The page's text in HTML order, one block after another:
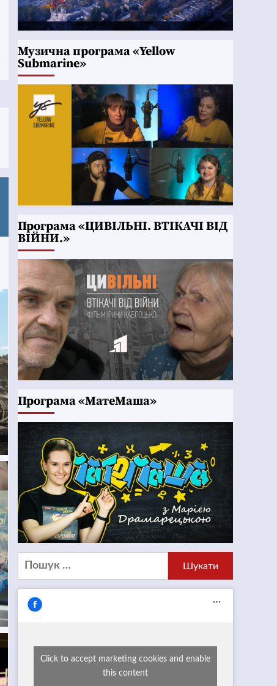
Музична програма «Yellow
Submarine»
Програма «ЦИВІЛЬНІ. ВТІКАЧІ ВІД
ВІЙНИ.»
Програма «МатеМаша»
Пошук:
Click to accept marketing cookies and enable
this content